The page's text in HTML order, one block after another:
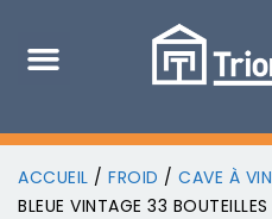
ACCUEIL / FROID / CAVE À VIN
BLEUE VINTAGE 33 BOUTEILLES